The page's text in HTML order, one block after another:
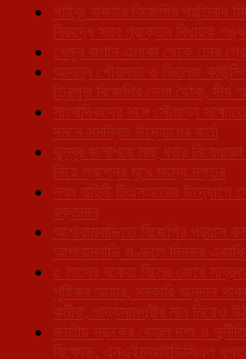
থাইবুং বাজারে বিজেপির
বিরুদ্ধে সরব প্রাক্তন বিধায়ক
খেজুর বাগান এলাকা থেকে চোর
আসন্ন পৌরসভা ও ভিলেজ কাউন্সিল
ত্রিপুরা বিজেপির মেগা বৈঠক,
সাংবাদিকদের সঙ্গে সৌজন্য
দমনে সমন্বিত উদ্যোগের বার্তা
ডুম্বুর জলাশয়ে মাছ ধরার
নিয়ে প্রশ্নের মুখে মৎস্য দপ্তর
নবম বাহিনী টিএসআরের উদ্যোগে
রক্তদান
আশারামবাড়িতে বিজেপির প্রয়াস
আশারামবাড়ি মণ্ডলে দিনভর
৫ মাসের বকেয়া বিলের জেরে
পুষ্টিকর আহার, সরকারি অনুদান
কর্মীরা, খাদ্যসামগ্রীর মান নিয়েও
জাতীয় সড়কের বেহাল দশা ও
বিক্ষোভ, এনএইচআইডিসিএল